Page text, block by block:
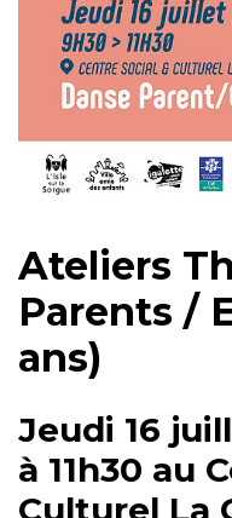
Ateliers
Parents /
ans)
Jeudi 16
à 11h30 au
Culturel La